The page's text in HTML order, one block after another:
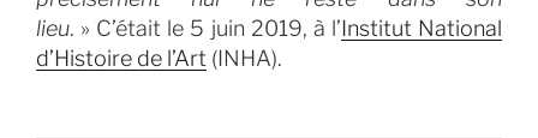
lieu. » C’était le 5 juin 2019, à l’Institut National
d’Histoire de l’Art (INHA).